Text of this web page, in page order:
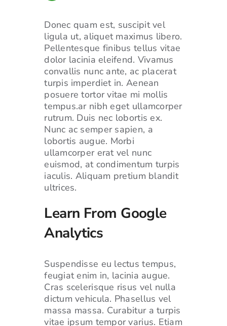
Donec quam est, suscipit vel
ligula ut, aliquet maximus libero.
Pellentesque finibus tellus vitae
dolor lacinia eleifend. Vivamus
convallis nunc ante, ac placerat
turpis imperdiet in. Aenean
posuere tortor vitae mi mollis
tempus.ar nibh eget ullamcorper
rutrum. Duis nec lobortis ex.
Nunc ac semper sapien, a
lobortis augue. Morbi
ullamcorper erat vel nunc
euismod, at condimentum turpis
iaculis. Aliquam pretium blandit
ultrices.
Learn From Google
Analytics
Suspendisse eu lectus tempus,
feugiat enim in, lacinia augue.
Cras scelerisque risus vel nulla
dictum vehicula. Phasellus vel
massa massa. Curabitur a turpis
vitae ipsum tempor varius. Etiam